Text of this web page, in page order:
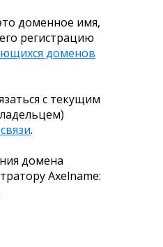
доменное имя,
регистрацию
доменов
с текущим
.
домена
Axelname: